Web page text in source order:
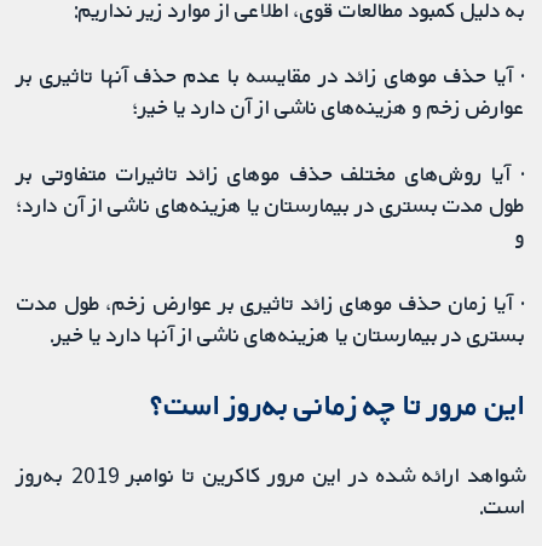
به دلیل کمبود مطالعات قوی، اطلاعی از موارد زیر نداریم:
· آیا حذف موهای زائد در مقایسه با عدم حذف آنها تاثیری بر
عوارض زخم و هزینه‌های ناشی از آن دارد یا خیر؛
· آیا روش‌های مختلف حذف موهای زائد تاثیرات متفاوتی بر
طول مدت بستری در بیمارستان یا هزینه‌های ناشی از آن دارد؛
و
· آیا زمان حذف موهای زائد تاثیری بر عوارض زخم، طول مدت
بستری در بیمارستان یا هزینه‌های ناشی از آنها دارد یا خیر.
این مرور تا چه زمانی به‌روز است؟
شواهد ارائه شده در این مرور کاکرین تا نوامبر 2019 به‌روز
است.